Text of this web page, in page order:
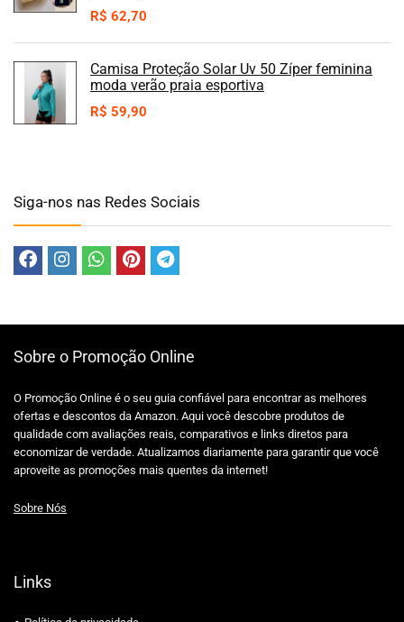
R$ 62,70
Camisa Proteção Solar Uv 50 Zíper feminina
moda verão praia esportiva
R$ 59,90
Siga-nos nas Redes Sociais
Sobre o Promoção Online
O Promoção Online é o seu guia confiável para encontrar as melhores
ofertas e descontos da Amazon. Aqui você descobre produtos de
qualidade com avaliações reais, comparativos e links diretos para
economizar de verdade. Atualizamos diariamente para garantir que você
aproveite as promoções mais quentes da internet!
Sobre Nós
Links